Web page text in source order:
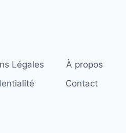
Légales
À propos
Contact